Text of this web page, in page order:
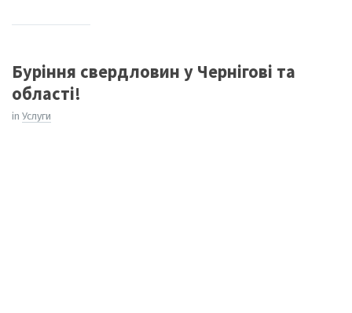
Буріння свердловин у Чернігові та
області!
in Услуги